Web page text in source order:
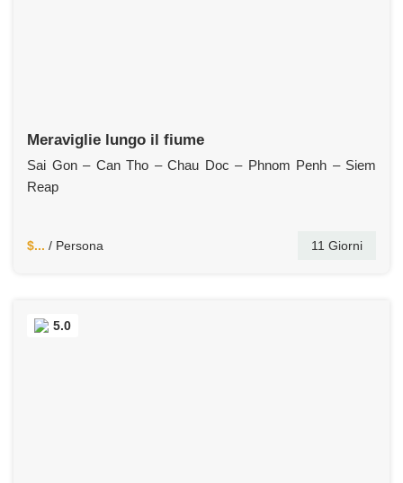
Meraviglie lungo il fiume
Sai Gon – Can Tho – Chau Doc – Phnom Penh – Siem
Reap
$... / Persona 11 Giorni
5.0